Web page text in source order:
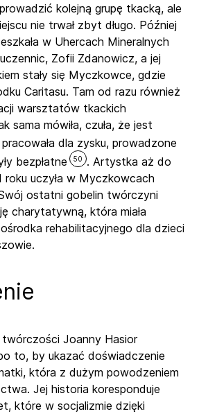
kolejną grupę tkacką, ale
nie trwał zbyt długo. Później
w Uhercach Mineralnych
Zofii Zdanowicz, a jej
stały się Myczkowce, gdzie
Caritasu. Tam od razu również
warsztatów tkackich
sama mówiła, czuła, że jest
pracowała dla zysku, prowadzone
bezpłatne
50
. Artystka aż do
roku uczyła w Myczkowcach
ostatni gobelin twórczyni
charytatywną, która miała
rehabilitacyjnego dla dzieci
Joanny Hasior
to, by ukazać doświadczenie
która z dużym powodzeniem
Jej historia koresponduje
które w socjalizmie dzięki